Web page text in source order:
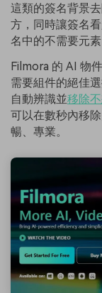
這類的簽名背景
方，同時讓簽名
名中的不需要元
Filmora 的 AI 物
需要組件的絕佳
自動辨識並移除
可以在數秒內移
暢、專業。